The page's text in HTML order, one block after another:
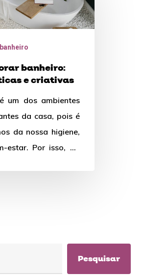
banheiro:
e criativas
um dos ambientes
da casa, pois é
da nossa higiene,
estar. Por isso, ao
Pesquisar